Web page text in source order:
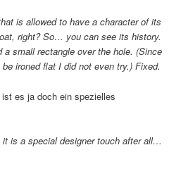
is allowed to have a character of its
right? So… you can see its history.
a small rectangle over the hole. (Since
ironed flat I did not even try.) Fixed.
es ja doch ein spezielles
is a special designer touch after all…